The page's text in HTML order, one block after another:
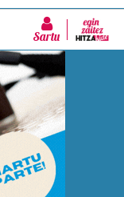
Sartu